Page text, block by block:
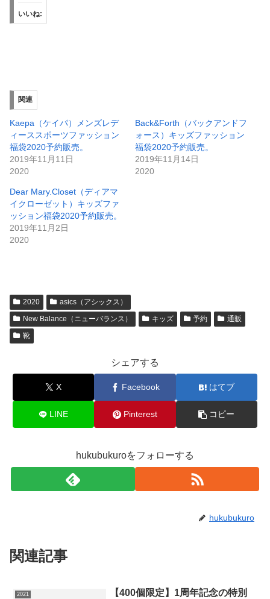
いいね:
関連
Kaepa（ケイパ）メンズレデ
ィーススポーツファッション
福袋2020予約販売。
2019年11月11日
2020
Back&Forth（バックアンドフ
ォース）キッズファッション
福袋2020予約販売。
2019年11月14日
2020
Dear Mary.Closet（ディアマ
イクローゼット）キッズファ
ッション福袋2020予約販売。
2019年11月2日
2020
2020
asics（アシックス）
New Balance（ニューバランス）
キッズ 予約
通販
靴
シェアする
X Facebook はてブ
LINE Pinterest コピー
hukubukuroをフォローする
hukubukuro
関連記事
2021
【400個限定】1周年記念の特別